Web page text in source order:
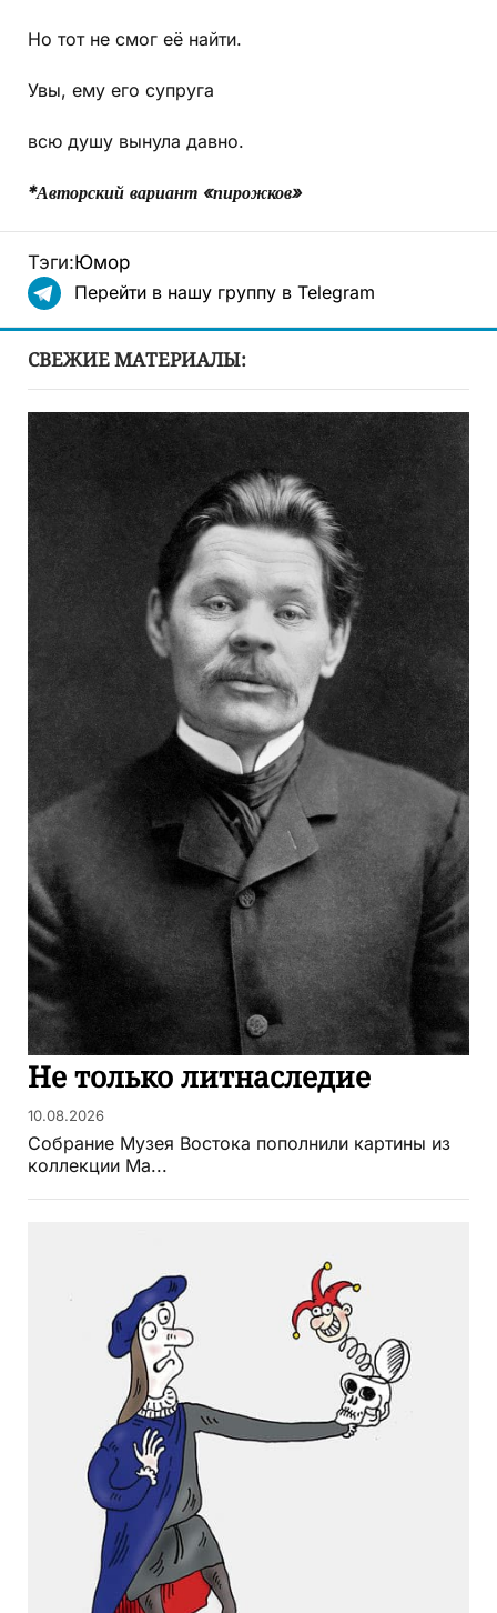
Но тот не смог её найти.
Увы, ему его супруга
всю душу вынула давно.
*Авторский вариант «пирожков»
Тэги:Юмор
Перейти в нашу группу в Telegram
СВЕЖИЕ МАТЕРИАЛЫ:
Не только литнаследие
10.08.2026
Собрание Музея Востока пополнили картины из
коллекции Ма...